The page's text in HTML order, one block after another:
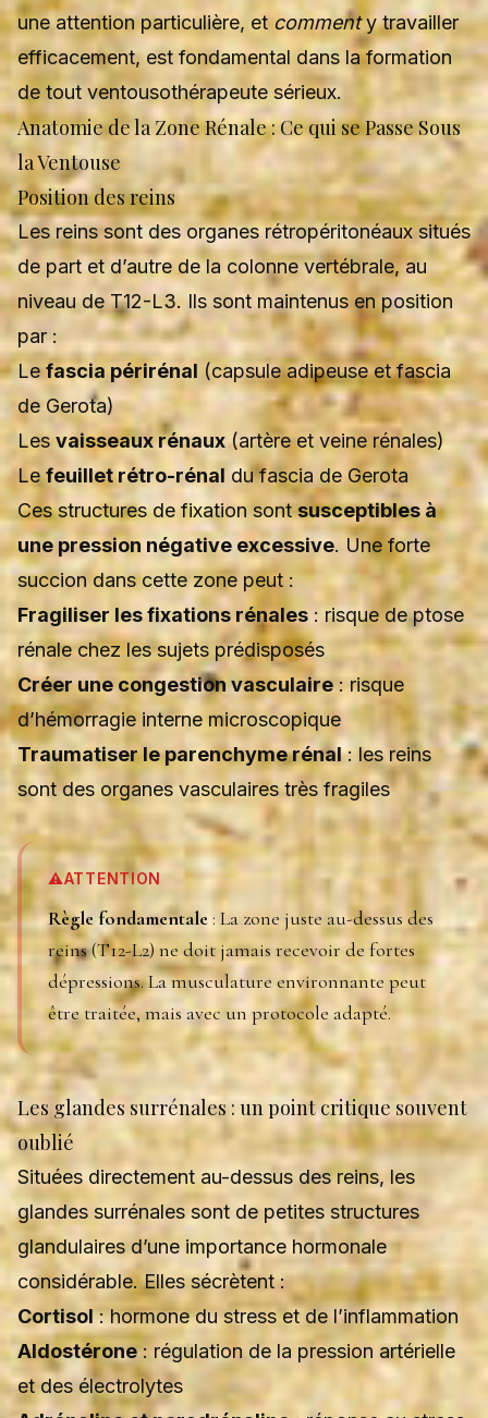
une attention particulière, et commenty travailler
efficacement, est fondamental dans la formation
de tout ventousothérapeute sérieux.
Anatomie de la Zone Rénale : Ce qui se Passe Sous
la Ventouse
Position des reins
Les reins sont des organes rétropéritonéaux situés
de part et d’autre de la colonne vertébrale, au
niveau de T12-L3. Ils sont maintenus en position
par :
Le fascia périrénal (capsule adipeuse et fascia
de Gerota)
Lesvaisseaux rénaux(artère et veine rénales)
Lefeuillet rétro-rénal du fascia de Gerota
Ces structures de fixation sontsusceptibles à
une pression négative excessive. Une forte
succion dans cette zone peut :
Fragiliser les fixations rénales: risque de ptose
rénale chez les sujets prédisposés
Créer une congestion vasculaire : risque
d’hémorragie interne microscopique
Traumatiser le parenchyme rénal: les reins
sont des organes vasculaires très fragiles
⚠️ATTENTION
Règle fondamentale: La zone juste au-dessus des
reins (T12-L2) ne doit jamais recevoir de fortes
dépressions. La musculature environnante peut
être traitée, mais avec un protocole adapté.
Les glandes surrénales : un point critique souvent
oublié
Situées directement au-dessus des reins, les
glandes surrénales sont de petites structures
glandulaires d’une importance hormonale
considérable. Elles sécrètent :
Cortisol: hormone du stress et de l’inflammation
Aldostérone: régulation de la pression artérielle
et des électrolytes